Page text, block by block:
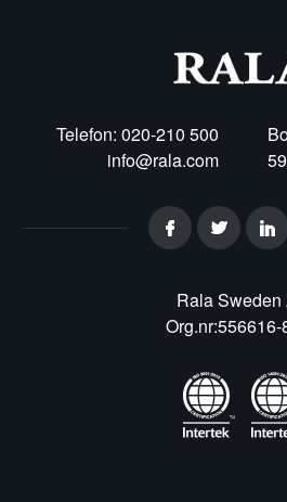
Telefon: 020-210 500
info@rala.com
Rala Sweden
Org.nr:556616-